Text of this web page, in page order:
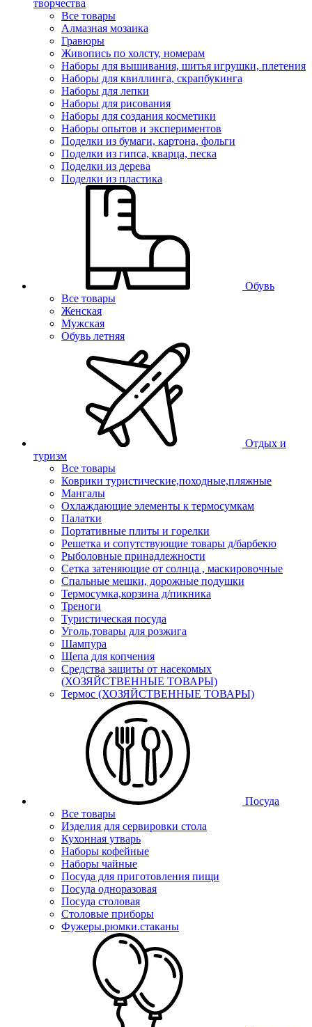
творчества
Все товары
Алмазная мозаика
Гравюры
Живопись по холсту, номерам
Наборы для вышивания, шитья игрушки, плетения
Наборы для квиллинга, скрапбукинга
Наборы для лепки
Наборы для рисования
Наборы для создания косметики
Наборы опытов и экспериментов
Поделки из бумаги, картона, фольги
Поделки из гипса, кварца, песка
Поделки из дерева
Поделки из пластика
Обувь
Все товары
Женская
Мужская
Обувь летняя
Отдых и
туризм
Все товары
Коврики туристические,походные,пляжные
Мангалы
Охлаждающие элементы к термосумкам
Палатки
Портативные плиты и горелки
Решетка и сопутствующие товары д/барбекю
Рыболовные принадлежности
Сетка затеняющие от солнца , маскировочные
Спальные мешки, дорожные подушки
Термосумка,корзина д/пикника
Треноги
Туристическая посуда
Уголь,товары для розжига
Шампура
Щепа для копчения
Средства защиты от насекомых
(ХОЗЯЙСТВЕННЫЕ ТОВАРЫ)
Термос (ХОЗЯЙСТВЕННЫЕ ТОВАРЫ)
Посуда
Все товары
Изделия для сервировки стола
Кухонная утварь
Наборы кофейные
Наборы чайные
Посуда для приготовления пищи
Посуда одноразовая
Посуда столовая
Столовые приборы
Фужеры.рюмки.стаканы